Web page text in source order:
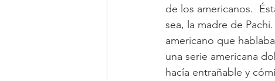
de los americanos.
sea, la madre de
americano que
una serie americana
hacía entrañable y